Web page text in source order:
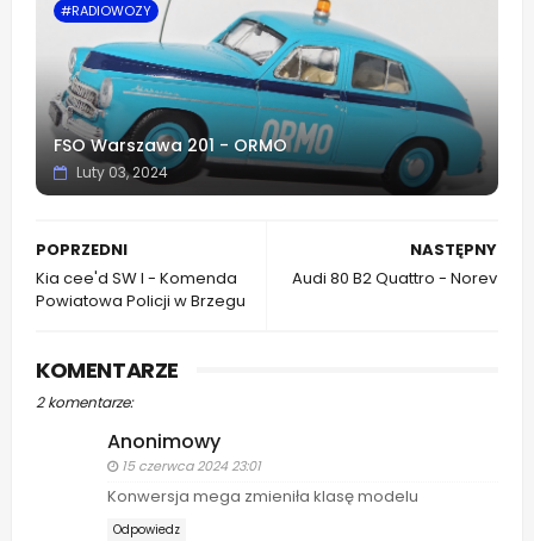
#RADIOWOZY
FSO Warszawa 201 - ORMO
Luty 03, 2024
NASTĘPNY
Audi 80 B2 Quattro - Norev
POPRZEDNI
Kia cee'd SW I - Komenda
Powiatowa Policji w Brzegu
KOMENTARZE
2 komentarze:
Anonimowy
15 czerwca 2024 23:01
Konwersja mega zmieniła klasę modelu
Odpowiedz